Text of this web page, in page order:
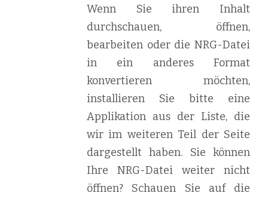
Wenn Sie ihren Inhalt
durchschauen, öffnen,
bearbeiten oder die NRG-Datei
in ein anderes Format
konvertieren möchten,
installieren Sie bitte eine
Applikation aus der Liste, die
wir im weiteren Teil der Seite
dargestellt haben. Sie können
Ihre NRG-Datei weiter nicht
öffnen? Schauen Sie auf die